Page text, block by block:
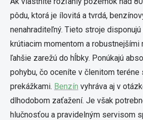
pôdu, ktorá je ílovitá a tvrdá,
nenahraditeľný. Tieto stroje
krútiacim momentom a robustnejšími
ľahšie zarežú do hĺbky. Ponúkajú
pohybu, čo oceníte v členitom teréne
prekážkami. Benzín vyhráva aj v
dlhodobom zaťažení. Je však
hlučnosťou a pravidelným servisom